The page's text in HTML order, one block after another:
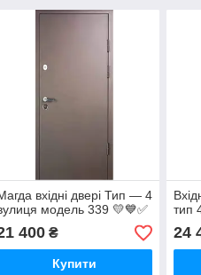
вхідні двері Тип — 4
модель 339 💛💙✅
400₴
Купити
тип
24